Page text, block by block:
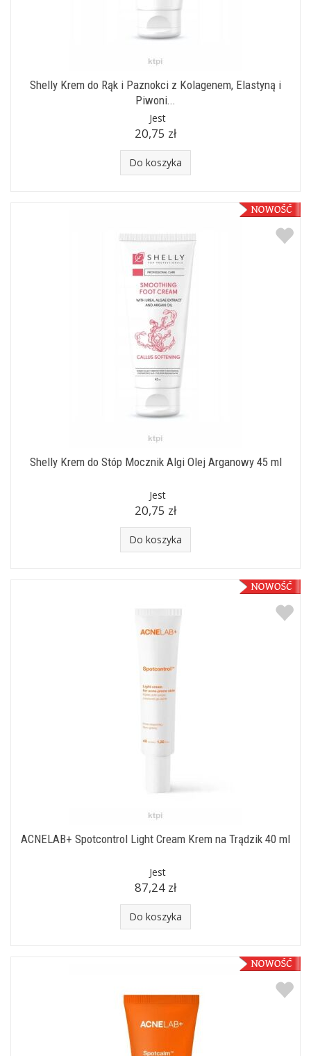
Shelly Krem do Rąk i Paznokci z Kolagenem, Elastyną i
Piwoni...
Jest
20,75 zł
Do koszyka
Shelly Krem do Stóp Mocznik Algi Olej Arganowy 45 ml
Jest
20,75 zł
Do koszyka
ACNELAB+ Spotcontrol Light Cream Krem na Trądzik 40 ml
Jest
87,24 zł
Do koszyka